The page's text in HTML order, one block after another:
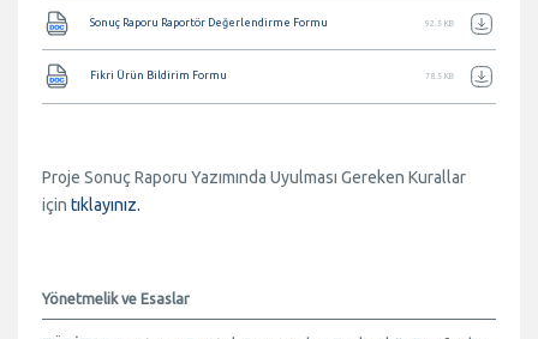
Belge
Sonuç Raporu Raportör Değerlendirme Formu 92.5 KB
Belge
Fikri Ürün Bildirim Formu 78.5 KB
Proje Sonuç Raporu Yazımında Uyulması Gereken Kurallar
için tıklayınız.
Yönetmelik ve Esaslar